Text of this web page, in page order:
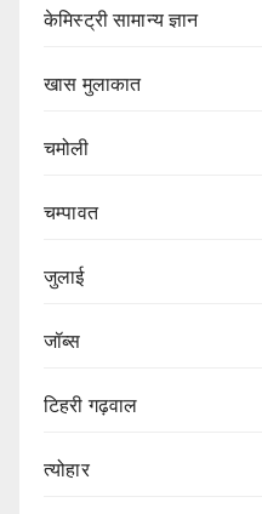
केमिस्ट्री सामान्य ज्ञान
खास मुलाकात
चमोली
चम्पावत
जुलाई
जॉब्स
टिहरी गढ़वाल
त्योहार